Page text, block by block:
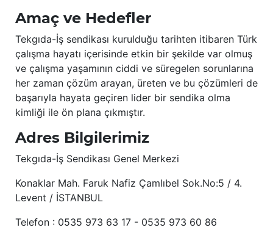
Amaç ve Hedefler
Tekgıda-İş sendikası kurulduğu tarihten itibaren Türk
çalışma hayatı içerisinde etkin bir şekilde var olmuş
ve çalışma yaşamının ciddi ve süregelen sorunlarına
her zaman çözüm arayan, üreten ve bu çözümleri de
başarıyla hayata geçiren lider bir sendika olma
kimliği ile ön plana çıkmıştır.
Adres Bilgilerimiz
Tekgıda-İş Sendikası Genel Merkezi
Konaklar Mah. Faruk Nafiz Çamlıbel Sok.No:5 / 4.
Levent / İSTANBUL
Telefon : 0535 973 63 17 - 0535 973 60 86